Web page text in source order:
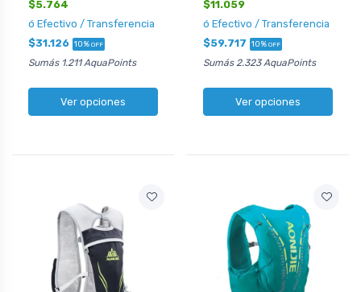
$5.764
ó Efectivo / Transferencia
$31.126 10% OFF
Sumás 1.211 AquaPoints
Ver opciones
$11.059
ó Efectivo / Transferencia
$59.717 10% OFF
Sumás 2.323 AquaPoints
Ver opciones